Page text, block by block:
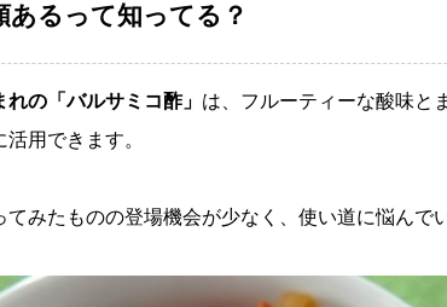
あるって知ってる？
の「バルサミコ酢」 は、フルーティーな酸味と
用できます。
てみたものの登場機会が少なく、使い道に悩んで